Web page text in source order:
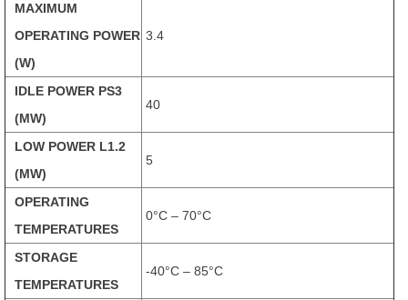
MAXIMUM
OPERATING POWER
(W)
3.4
IDLE POWER PS3
(MW)
40
LOW POWER L1.2
(MW)
5
OPERATING
TEMPERATURES
0°C – 70°C
STORAGE
TEMPERATURES
-40°C – 85°C